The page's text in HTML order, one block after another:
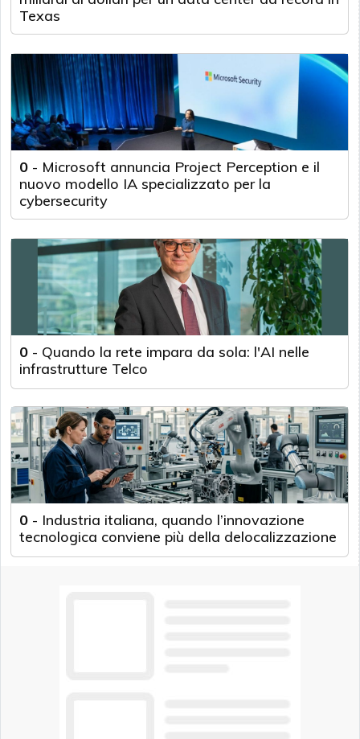
Texas
0 - Microsoft annuncia Project Perception e il
nuovo modello IA specializzato per la
cybersecurity
0 - Quando la rete impara da sola: l'AI nelle
infrastrutture Telco
0 - Industria italiana, quando l’innovazione
tecnologica conviene più della delocalizzazione